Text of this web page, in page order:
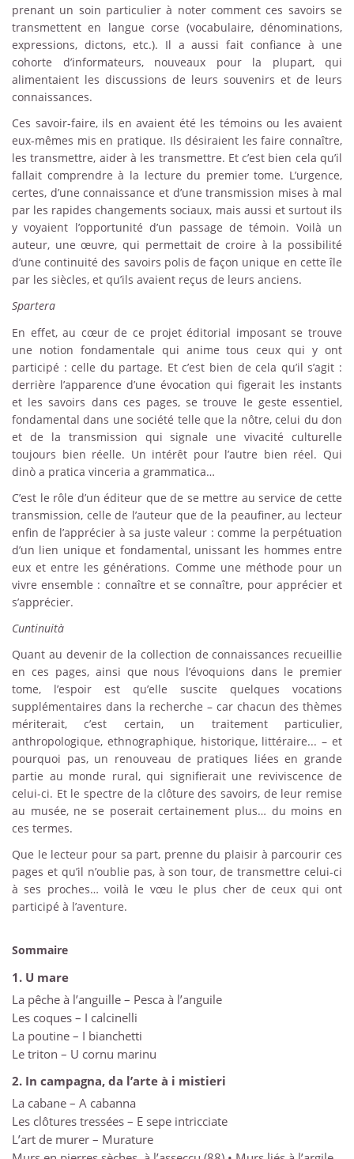
prenant un soin particulier à noter comment ces savoirs se
transmettent en langue corse (vocabulaire, dénominations,
expressions, dictons, etc.). Il a aussi fait confiance à une
cohorte d’informateurs, nouveaux pour la plupart, qui
alimentaient les discussions de leurs souvenirs et de leurs
connaissances.
Ces savoir-faire, ils en avaient été les témoins ou les avaient
eux-mêmes mis en pratique. Ils désiraient les faire connaître,
les transmettre, aider à les transmettre. Et c’est bien cela qu’il
fallait comprendre à la lecture du premier tome. L’urgence,
certes, d’une connaissance et d’une transmission mises à mal
par les rapides changements sociaux, mais aussi et surtout ils
y voyaient l’opportunité d’un passage de témoin. Voilà un
auteur, une œuvre, qui permettait de croire à la possibilité
d’une continuité des savoirs polis de façon unique en cette île
par les siècles, et qu’ils avaient reçus de leurs anciens.
Spartera
En effet, au cœur de ce projet éditorial imposant se trouve
une notion fondamentale qui anime tous ceux qui y ont
participé : celle du partage. Et c’est bien de cela qu’il s’agit :
derrière l’apparence d’une évocation qui figerait les instants
et les savoirs dans ces pages, se trouve le geste essentiel,
fondamental dans une société telle que la nôtre, celui du don
et de la transmission qui signale une vivacité culturelle
toujours bien réelle. Un intérêt pour l’autre bien réel. Qui
dinò a pratica vinceria a grammatica…
C’est le rôle d’un éditeur que de se mettre au service de cette
transmission, celle de l’auteur que de la peaufiner, au lecteur
enfin de l’apprécier à sa juste valeur : comme la perpétuation
d’un lien unique et fondamental, unissant les hommes entre
eux et entre les générations. Comme une méthode pour un
vivre ensemble : connaître et se connaître, pour apprécier et
s’apprécier.
Cuntinuità
Quant au devenir de la collection de connaissances recueillie
en ces pages, ainsi que nous l’évoquions dans le premier
tome, l’espoir est qu’elle suscite quelques vocations
supplémentaires dans la recherche – car chacun des thèmes
mériterait, c’est certain, un traitement particulier,
anthropologique, ethnographique, historique, littéraire... – et
pourquoi pas, un renouveau de pratiques liées en grande
partie au monde rural, qui signifierait une reviviscence de
celui-ci. Et le spectre de la clôture des savoirs, de leur remise
au musée, ne se poserait certainement plus… du moins en
ces termes.
Que le lecteur pour sa part, prenne du plaisir à parcourir ces
pages et qu’il n’oublie pas, à son tour, de transmettre celui-ci
à ses proches… voilà le vœu le plus cher de ceux qui ont
participé à l’aventure.
Sommaire
1. U mare
La pêche à l’anguille – Pesca à l’anguile
Les coques – I calcinelli
La poutine – I bianchetti
Le triton – U cornu marinu
2. In campagna, da l’arte à i mistieri
La cabane – A cabanna
Les clôtures tressées – E sepe intricciate
L’art de murer – Murature